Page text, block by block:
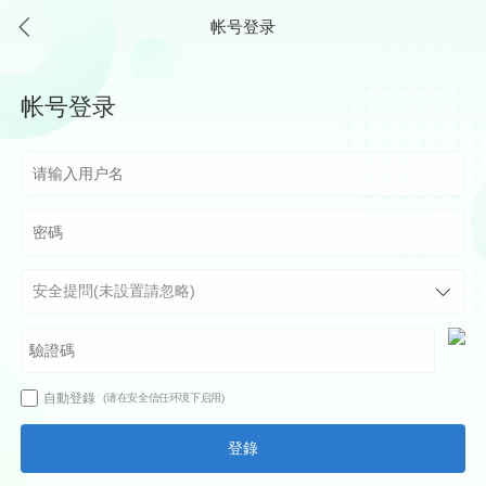
帐号登录
帐号登录
自動登錄 (请在安全信任环境下启用)
登錄